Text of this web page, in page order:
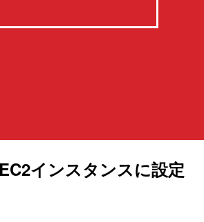
インスタンスに設定